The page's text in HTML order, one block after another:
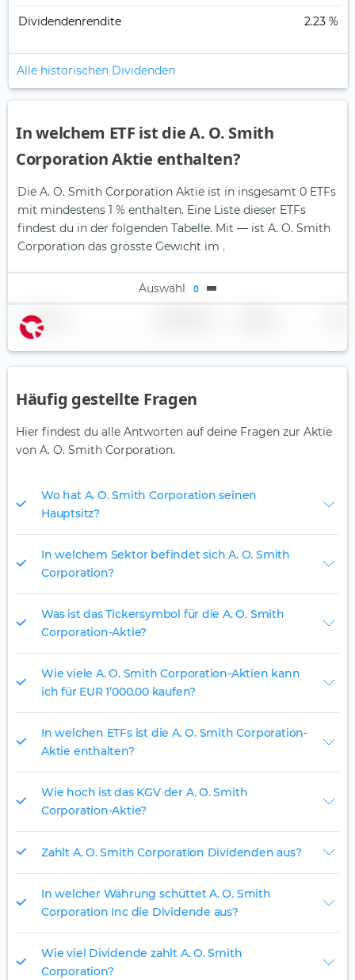
Dividendenrendite 2.23 %
Alle historischen Dividenden
In welchem ETF ist die A. O. Smith
Corporation Aktie enthalten?
Die A. O. Smith Corporation Aktie ist in insgesamt 0 ETFs
mit mindestens 1 % enthalten. Eine Liste dieser ETFs
findest du in der folgenden Tabelle. Mit — ist A. O. Smith
Corporation das grösste Gewicht im .
Auswahl 0
Name
Häufig gestellte Fragen
Hier findest du alle Antworten auf deine Fragen zur Aktie
von A. O. Smith Corporation.
Wo hat A. O. Smith Corporation seinen
Hauptsitz?
In welchem Sektor befindet sich A. O. Smith
Corporation?
Was ist das Tickersymbol für die A. O. Smith
Corporation-Aktie?
Wie viele A. O. Smith Corporation-Aktien kann
ich für EUR 1’000.00 kaufen?
In welchen ETFs ist die A. O. Smith Corporation-
Aktie enthalten?
Wie hoch ist das KGV der A. O. Smith
Corporation-Aktie?
Zahlt A. O. Smith Corporation Dividenden aus?
In welcher Währung schüttet A. O. Smith
Corporation Inc die Dividende aus?
Wie viel Dividende zahlt A. O. Smith
Corporation?